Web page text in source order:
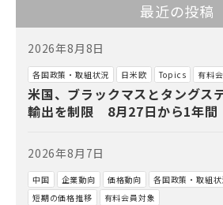
最近の投稿
2026年8月8日
各国政策・取組状況 日米欧 Topics 有料
米国、ブラックマスとタングス
輸出を制限 8月27日から1年間
2026年8月7日
中国 企業動向 価格動向 各国政策・取組状
短期の価格推移
有料会員対象